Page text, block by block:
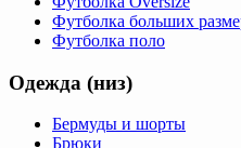
Футболка больших
Футболка поло
Одежда (низ)
Бермуды и шорты
Брюки